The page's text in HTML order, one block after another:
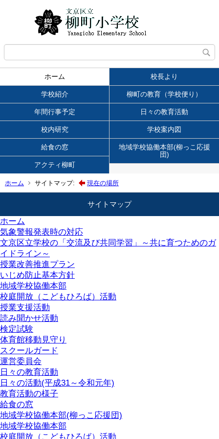
ホーム 校長より
学校紹介 柳町の教育（学校便り）
年間行事予定 日々の教育活動
校内研究 学校案内図
給食の窓
地域学校協働本部(柳っこ応援
団)
アクティ柳町
ホーム サイトマップ: 現在の場所
サイトマップ
ホーム
気象警報発表時の対応
文京区立学校の「交流及び共同学習」～共に育つためのガ
イドライン～
授業改善推進プラン
いじめ防止基本方針
地域学校協働本部
校庭開放（こどもひろば）活動
授業支援活動
読み聞かせ活動
検定試験
体育館移動見守り
スクールガード
運営委員会
日々の教育活動
日々の活動(平成31～令和元年)
教育活動の様子
給食の窓
地域学校協働本部(柳っこ応援団)
地域学校協働本部
校庭開放（こどもひろば）活動